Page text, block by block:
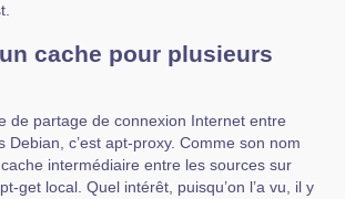
cache pour plusieurs
de partage de connexion Internet entre
Debian, c’est apt-proxy. Comme son nom
cache intermédiaire entre les sources sur
get local. Quel intérêt, puisqu’on l’a vu, il y